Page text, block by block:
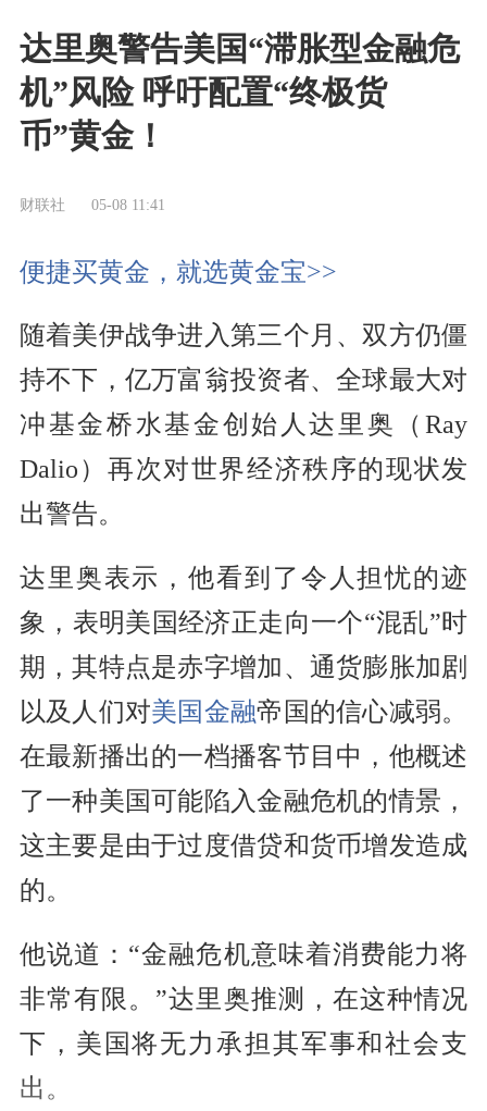
达里奥警告美国“滞胀型金融危
机”风险 呼吁配置“终极货
币”黄金！
财联社 05-08 11:41
便捷买黄金，就选黄金宝>>
随着美伊战争进入第三个月、双方仍僵
持不下，亿万富翁投资者、全球最大对
冲基金桥水基金创始人达里奥（Ray
Dalio）再次对世界经济秩序的现状发
出警告。
达里奥表示，他看到了令人担忧的迹
象，表明美国经济正走向一个“混乱”时
期，其特点是赤字增加、通货膨胀加剧
以及人们对美国金融帝国的信心减弱。
在最新播出的一档播客节目中，他概述
了一种美国可能陷入金融危机的情景，
这主要是由于过度借贷和货币增发造成
的。
他说道：“金融危机意味着消费能力将
非常有限。”达里奥推测，在这种情况
下，美国将无力承担其军事和社会支
出。